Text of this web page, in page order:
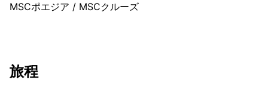
MSCポエジア / MSCクルーズ
旅程